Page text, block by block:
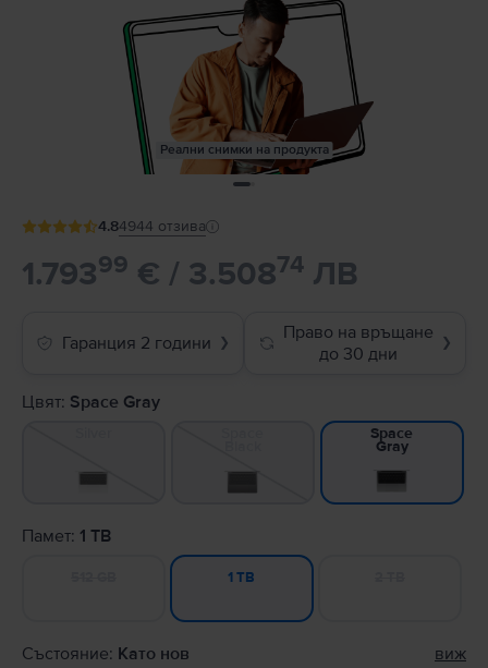
Реални снимки на продукта
4.84944 отзива
1.79399 € / 3.50874 ЛВ
Гаранция 2 години ❯
Право на връщане
до 30 дни
❯
Цвят: Space Gray
Space
Gray
Памет: 1 TB
1 TB
Състояние: Като нов виж